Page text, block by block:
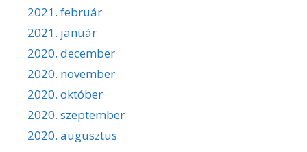
2021. február
2021. január
2020. december
2020. november
2020. október
2020. szeptember
2020. augusztus